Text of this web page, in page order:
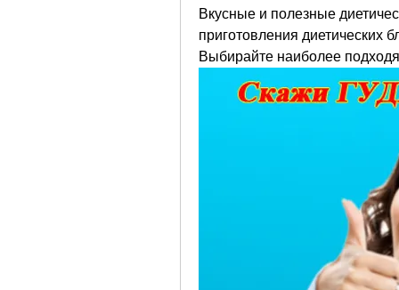
Вкусные и полезные
приготовления диетических
Выбирайте наиболее